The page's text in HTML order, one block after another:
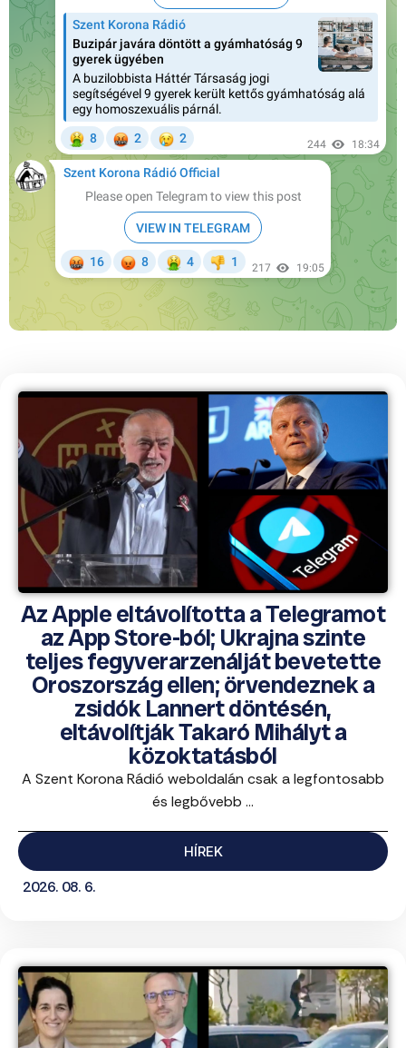
Az Apple eltávolította a Telegramot
az App Store-ból; Ukrajna szinte
teljes fegyverarzenálját bevetette
Oroszország ellen; örvendeznek a
zsidók Lannert döntésén,
eltávolítják Takaró Mihályt a
közoktatásból
A Szent Korona Rádió weboldalán csak a legfontosabb
és legbővebb ...
HÍREK
2026. 08. 6.